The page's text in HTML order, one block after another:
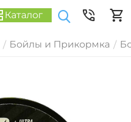
Каталог
/ Бойлы и Прикормка /